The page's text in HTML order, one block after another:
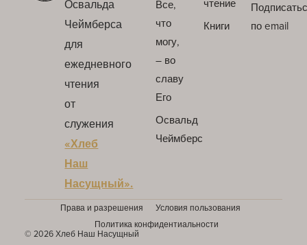
Освальда
Чеймберса
для
ежедневного
чтения
от
служения
«Хлеб
Наш
Насущный».
Все,
что
могу,
– во
славу
Его
Освальд
Чеймберс
чтение
Книги
по email
Права и разрешения
Условия пользования
Политика конфидентиальности
© 2026 Хлеб Наш Насущный